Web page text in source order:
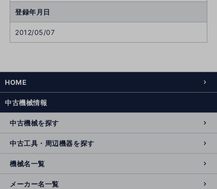
登録年月日
2012/05/07
HOME
中古機械情報
中古機械を探す
中古工具・周辺機器を探す
機械名一覧
メーカー名一覧